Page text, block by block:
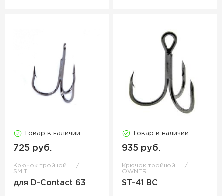
Товар в наличии
725 руб.
Крючок тройной
SMITH
для D-Contact 63
Товар в наличии
935 руб.
Крючок тройной
OWNER
ST-41 BC